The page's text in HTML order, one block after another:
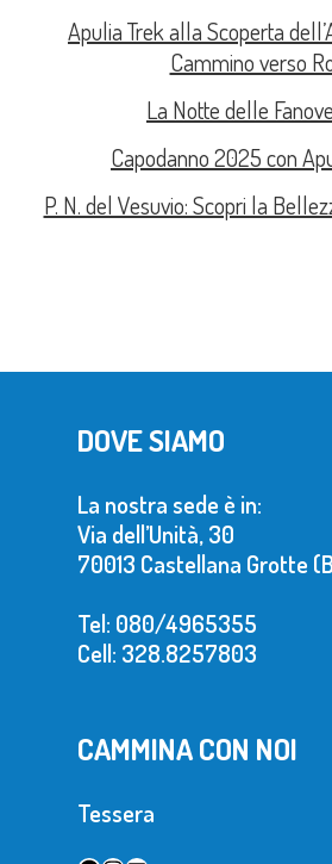
Apulia Trek alla Scoperta
Cammino verso
La Notte delle
Capodanno 2025 con
P. N. del Vesuvio: Scopri la
DOVE SIAMO
La nostra sede è in:
Via dell’Unità, 30
70013 Castellana Grotte
Tel: 080/4965355
Cell: 328.8257803
CAMMINA CON NOI
Tessera